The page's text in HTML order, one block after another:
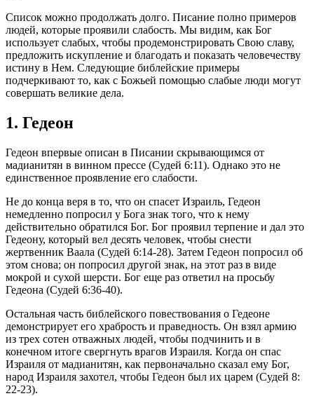
Список можно продолжать долго. Писание полно примеров
людей, которые проявили слабость. Мы видим, как Бог
использует слабых, чтобы продемонстрировать Свою славу,
предложить искупление и благодать и показать человечеству
истину в Нем. Следующие библейские примеры
подчеркивают то, как с Божьей помощью слабые люди могут
совершать великие дела.
1. Гедеон
Гедеон впервые описан в Писании скрывающимся от
мадианитян в винном прессе (Судей 6:11). Однако это не
единственное проявление его слабости.
Не до конца веря в то, что он спасет Израиль, Гедеон
немедленно попросил у Бога знак того, что к нему
действительно обратился Бог. Бог проявил терпение и дал это
Гедеону, который вел десять человек, чтобы снести
жертвенник Ваала (Судей 6:14-28). Затем Гедеон попросил об
этом снова; он попросил другой знак, на этот раз в виде
мокрой и сухой шерсти. Бог еще раз ответил на просьбу
Гедеона (Судей 6:36-40).
Остальная часть библейского повествования о Гедеоне
демонстрирует его храбрость и праведность. Он взял армию
из трех сотен отважных людей, чтобы подчинить и в
конечном итоге свергнуть врагов Израиля. Когда он спас
Израиля от мадианитян, как первоначально сказал ему Бог,
народ Израиля захотел, чтобы Гедеон был их царем (Судей 8:
22-23).